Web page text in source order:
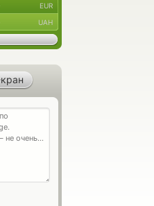
EUR
UAH